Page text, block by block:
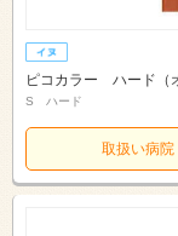
ピコカラー ハード（
S ハード
取扱い病院